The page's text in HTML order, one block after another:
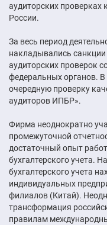
аудиторских
России.
За весь период
накладывались
аудиторских проверок
федеральных органов.
очередную проверку
аудиторов ИПБР».
Фирма неоднократно
промежуточной
достаточный опыт
бухгалтерского учета.
бухгалтерского учета
индивидуальных
филиалов (Китай).
трансформация
правилам